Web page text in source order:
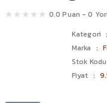
0.0 Puan - 0
Kategori
Marka
Stok Kodu
Fiyat